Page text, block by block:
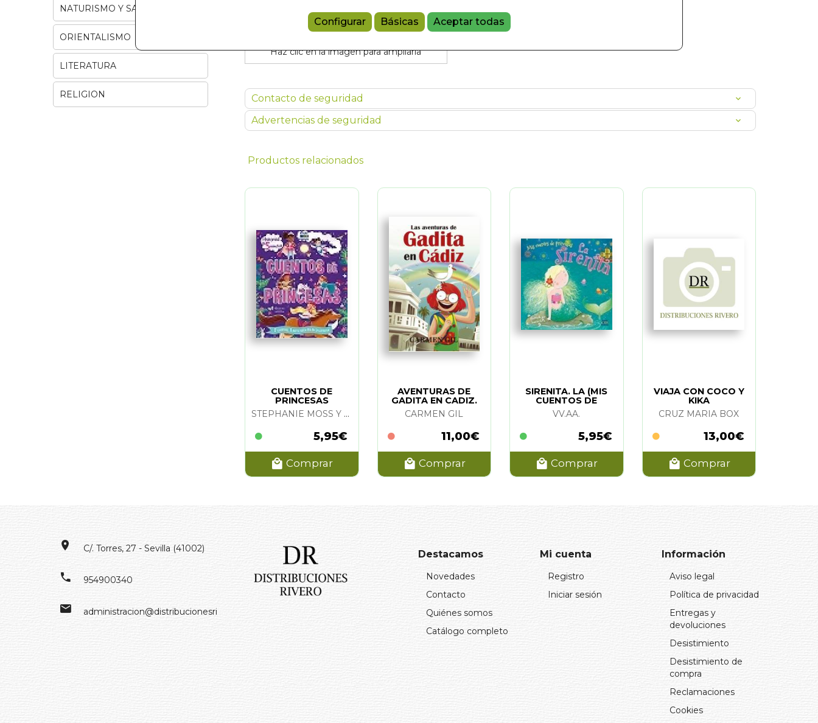
Configurar Básicas Aceptar todas
Haz clic en la imagen para ampliarla
Contacto de seguridad
Advertencias de seguridad
Productos relacionados
CUENTOS DE
PRINCESAS
STEPHANIE MOSS Y MONIQUE DONG
5,95€
Comprar
AVENTURAS DE
GADITA EN CADIZ.
LAS
CARMEN GIL
11,00€
Comprar
SIRENITA. LA (MIS
CUENTOS DE
PRINCESAS)
VV.AA.
5,95€
Comprar
VIAJA CON COCO Y
KIKA
CRUZ MARIA BOX
13,00€
Comprar
NATURISMO Y SALUD
ORIENTALISMO
LITERATURA
RELIGION
C/. Torres, 27 - Sevilla (41002)
954900340
administracion@distribucionesrivero.es
Destacamos
Novedades
Contacto
Quiénes somos
Catálogo completo
Mi cuenta
Registro
Iniciar sesión
Información
Aviso legal
Política de privacidad
Entregas y
devoluciones
Desistimiento
Desistimiento de
compra
Reclamaciones
Cookies